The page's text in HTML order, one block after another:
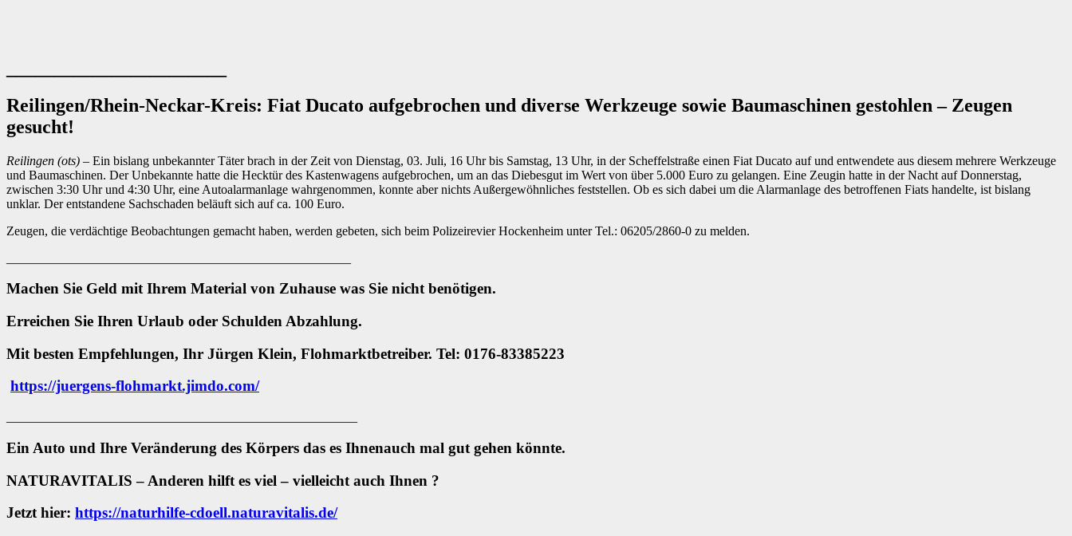
Reilingen/Rhein-Neckar-Kreis: Fiat Ducato aufgebrochen und diverse Werkzeuge sowie Baumaschinen gestohlen – Zeugen
gesucht!
Reilingen (ots) – Ein bislang unbekannter Täter brach in der Zeit von Dienstag, 03. Juli, 16 Uhr bis Samstag, 13 Uhr, in der Scheffelstraße einen Fiat Ducato auf und entwendete aus diesem mehrere Werkzeuge
und Baumaschinen. Der Unbekannte hatte die Hecktür des Kastenwagens aufgebrochen, um an das Diebesgut im Wert von über 5.000 Euro zu gelangen. Eine Zeugin hatte in der Nacht auf Donnerstag,
zwischen 3:30 Uhr und 4:30 Uhr, eine Autoalarmanlage wahrgenommen, konnte aber nichts Außergewöhnliches feststellen. Ob es sich dabei um die Alarmanlage des betroffenen Fiats handelte, ist bislang
unklar. Der entstandene Sachschaden beläuft sich auf ca. 100 Euro.
Zeugen, die verdächtige Beobachtungen gemacht haben, werden gebeten, sich beim Polizeirevier Hockenheim unter Tel.: 06205/2860-0 zu melden.
Machen Sie Geld mit Ihrem Material von Zuhause was Sie nicht benötigen.
Erreichen Sie Ihren Urlaub oder Schulden Abzahlung.
Mit besten Empfehlungen, Ihr Jürgen Klein, Flohmarktbetreiber. Tel: 0176-83385223
https://juergens-flohmarkt.jimdo.com/
Ein Auto und Ihre Veränderung des Körpers das es Ihnenauch mal gut gehen könnte.
NATURAVITALIS – Anderen hilft es viel – vielleicht auch Ihnen ?
Jetzt hier: https://naturhilfe-cdoell.naturavitalis.de/